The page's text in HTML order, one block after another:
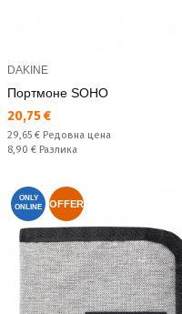
DAKINE
Портмоне SOHO
Текуща цена:
20,75 €
Редовна цена:
29,65 € Редовна цена
Спестявате:
8,90 € Разлика
ONLY
ONLINE
OFFER